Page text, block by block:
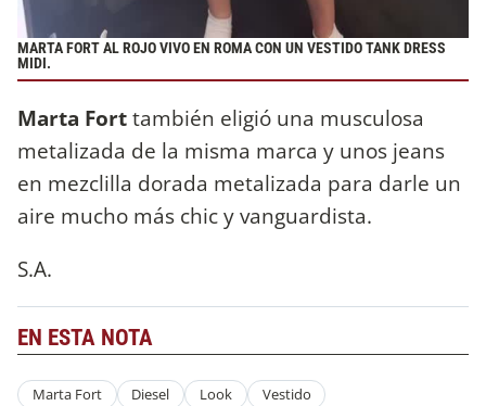
MARTA FORT AL ROJO VIVO EN ROMA CON UN VESTIDO TANK DRESS
MIDI.
Marta Forttambién eligió una musculosa
metalizada de la misma marca y unos jeans
en mezclilla dorada metalizada para darle un
aire mucho más chic y vanguardista.
S.A.
EN ESTA NOTA
Marta Fort Diesel Look Vestido